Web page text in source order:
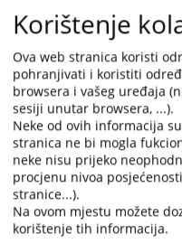
BiH, te pružiti potporu
praktičnih informacija o
Promotivni letak, te
pratećim dokumentima,
Korištenje
Ova web stranica koristi
pohranjivati i koristiti
browsera i vašeg uređaja
sesiji unutar browsera, ...).
Neke od ovih informacija
stranica ne bi mogla
neke nisu prijeko
procjenu nivoa
stranice...).
Na ovom mjestu možete
korištenje tih informacija.